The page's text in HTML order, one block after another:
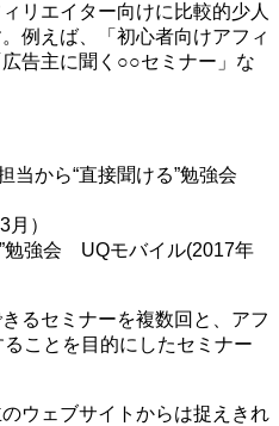
リエイター向けに比較的少人
例えば、「初心者向けアフィ
告主に聞く○○セミナー」な
当から“直接聞ける”勉強会
）
勉強会 UQモバイル(2017年
るセミナーを複数回と、アフ
ことを目的にしたセミナー
ウェブサイトからは捉えきれ